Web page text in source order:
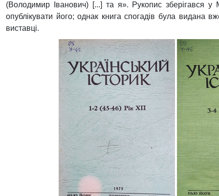
(Володимир Іванович) [...] та я». Рукопис зберігався
опублікувати його; однак книга спогадів була видана
виставці.